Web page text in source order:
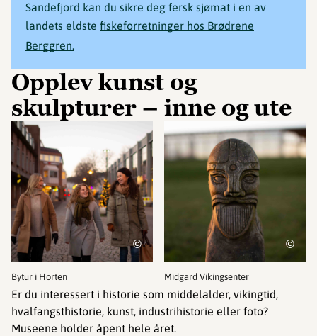
Sandefjord kan du sikre deg fersk sjømat i en av
landets eldste fiskeforretninger hos Brødrene
Berggren.
Opplev kunst og
skulpturer – inne og ute
©
Bytur i Horten
©
Midgard Vikingsenter
Er du interessert i historie som middelalder, vikingtid,
hvalfangsthistorie, kunst, industrihistorie eller foto?
Museene holder åpent hele året.